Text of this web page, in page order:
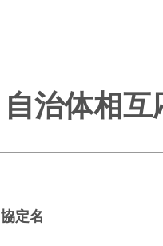
自治体相互
協定名